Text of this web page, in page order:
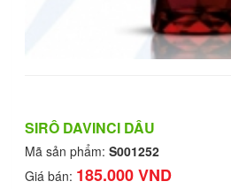
SIRÔ DAVINCI DÂU
Mã sản phẩm: S001252
Giá bán: 185.000 VND